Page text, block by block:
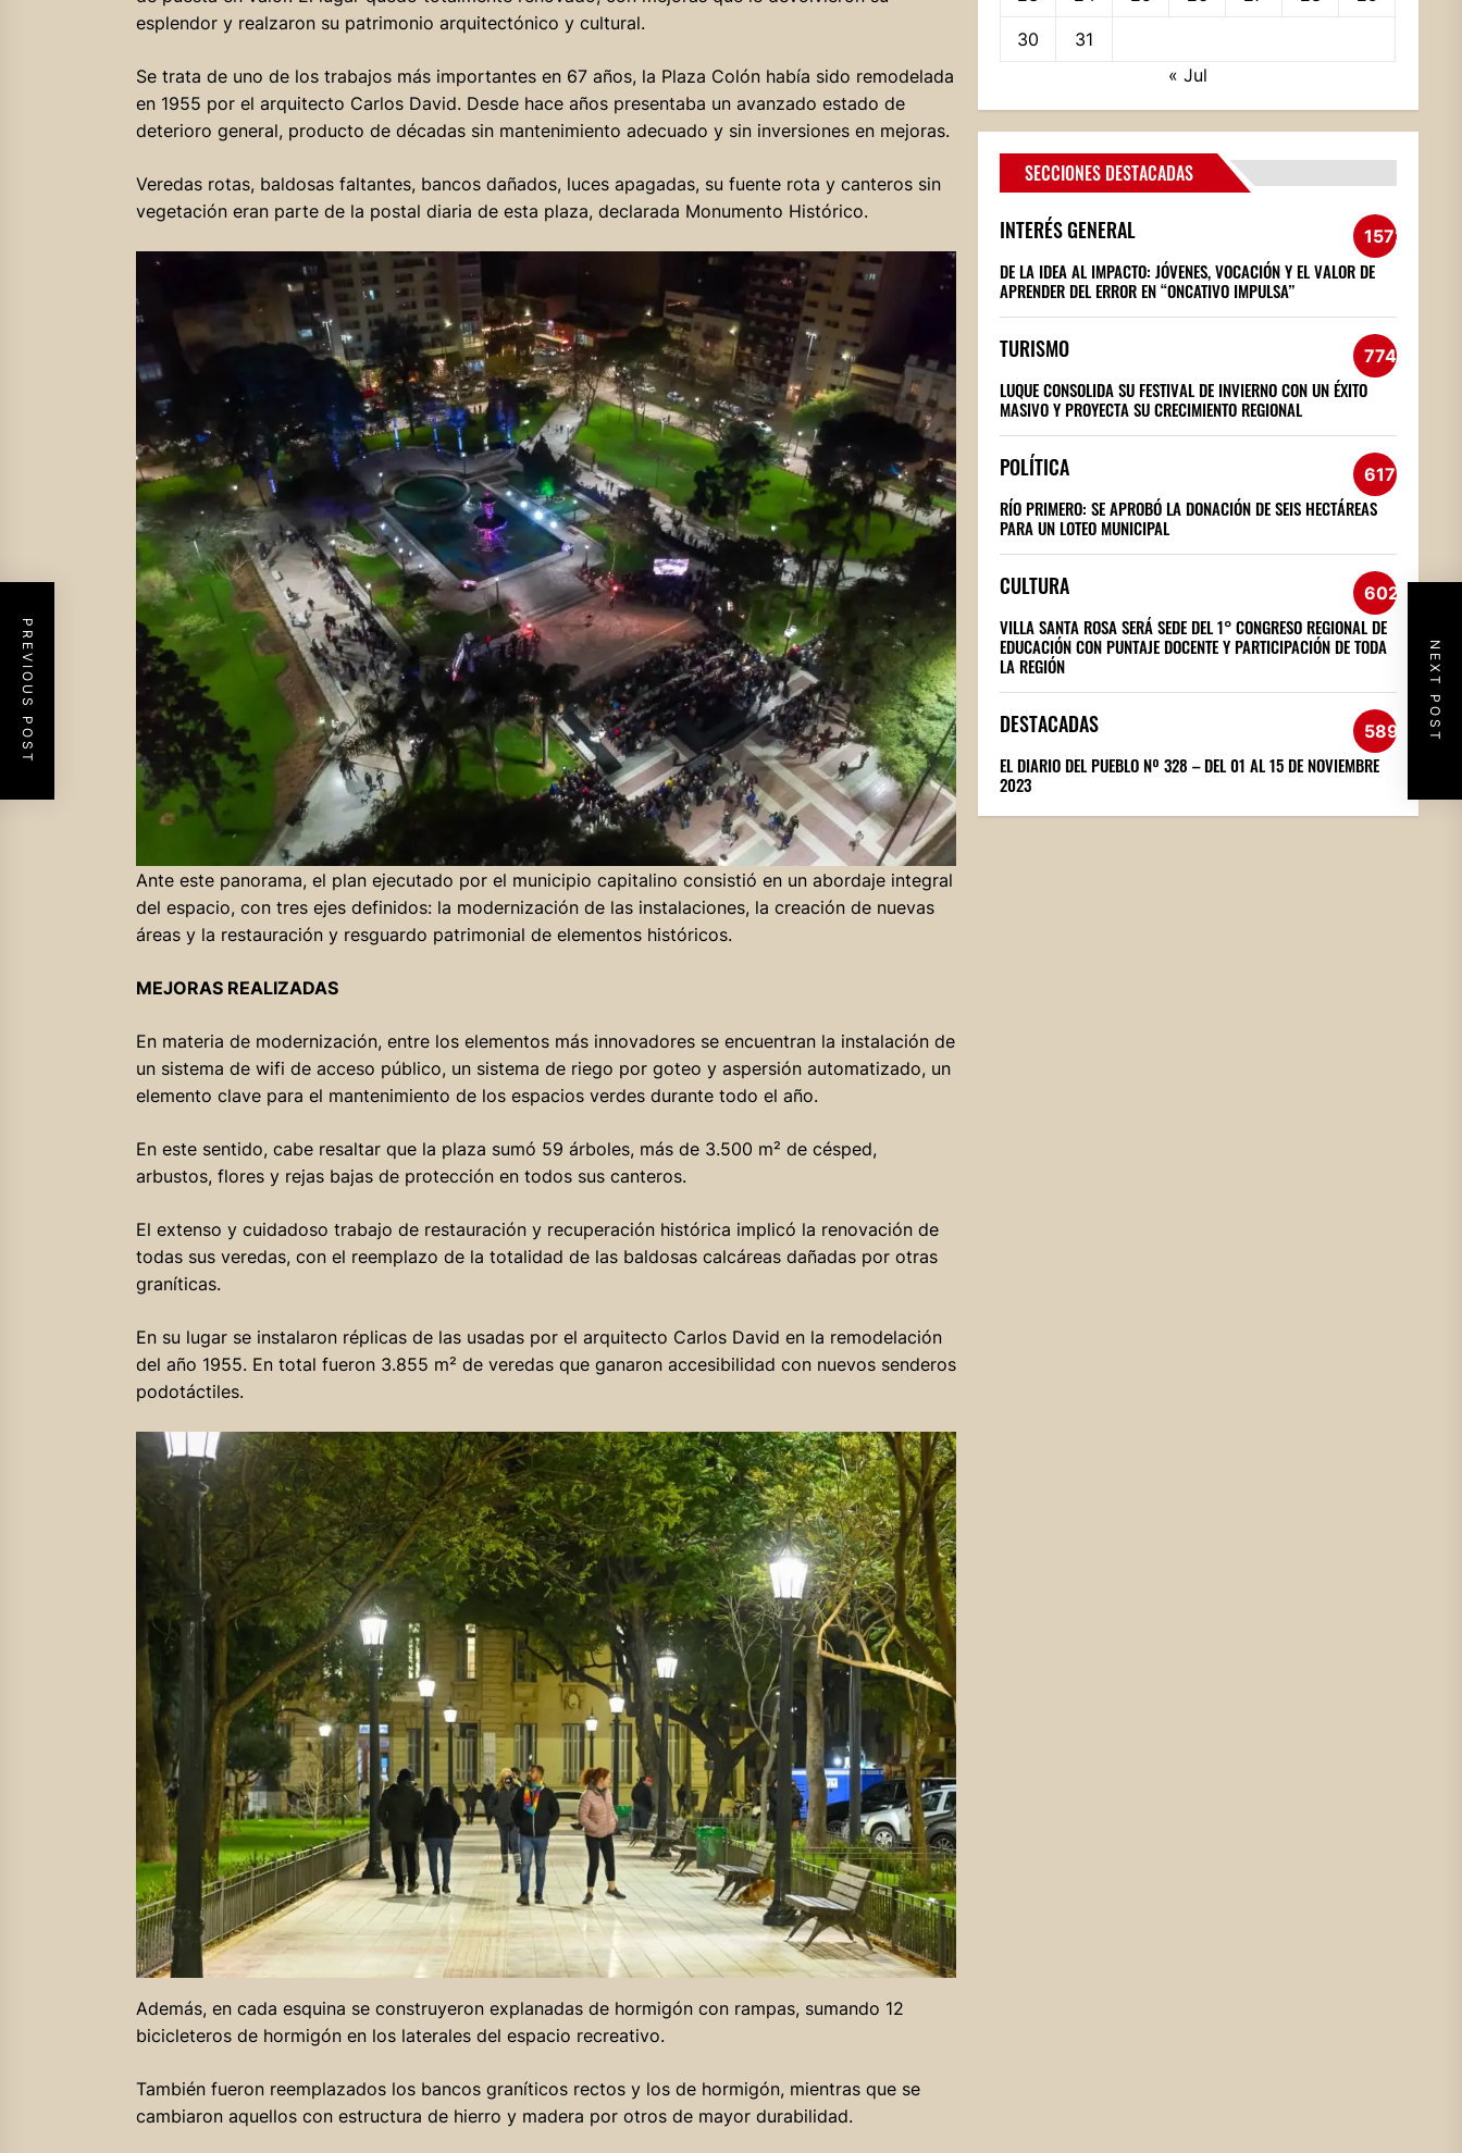
esplendor y realzaron su patrimonio arquitectónico y cultural.
Se trata de uno de los trabajos más importantes en 67 años, la Plaza Colón había sido remodelada
en 1955 por el arquitecto Carlos David. Desde hace años presentaba un avanzado estado de
deterioro general, producto de décadas sin mantenimiento adecuado y sin inversiones en mejoras.
Veredas rotas, baldosas faltantes, bancos dañados, luces apagadas, su fuente rota y canteros sin
vegetación eran parte de la postal diaria de esta plaza, declarada Monumento Histórico.
Ante este panorama, el plan ejecutado por el municipio capitalino consistió en un abordaje integral
del espacio, con tres ejes definidos: la modernización de las instalaciones, la creación de nuevas
áreas y la restauración y resguardo patrimonial de elementos históricos.
MEJORAS REALIZADAS
En materia de modernización, entre los elementos más innovadores se encuentran la instalación de
un sistema de wifi de acceso público, un sistema de riego por goteo y aspersión automatizado, un
elemento clave para el mantenimiento de los espacios verdes durante todo el año.
En este sentido, cabe resaltar que la plaza sumó 59 árboles, más de 3.500 m² de césped,
arbustos, flores y rejas bajas de protección en todos sus canteros.
El extenso y cuidadoso trabajo de restauración y recuperación histórica implicó la renovación de
todas sus veredas, con el reemplazo de la totalidad de las baldosas calcáreas dañadas por otras
graníticas.
En su lugar se instalaron réplicas de las usadas por el arquitecto Carlos David en la remodelación
del año 1955. En total fueron 3.855 m² de veredas que ganaron accesibilidad con nuevos senderos
podotáctiles.
Además, en cada esquina se construyeron explanadas de hormigón con rampas, sumando 12
bicicleteros de hormigón en los laterales del espacio recreativo.
También fueron reemplazados los bancos graníticos rectos y los de hormigón, mientras que se
cambiaron aquellos con estructura de hierro y madera por otros de mayor durabilidad.
PREVIOUS POST NEXT POST
30
31
« Jul
SECCIONES DESTACADAS
INTERÉS GENERAL 1572
DE LA IDEA AL IMPACTO: JÓVENES, VOCACIÓN Y EL VALOR DE
APRENDER DEL ERROR EN “ONCATIVO IMPULSA”
TURISMO 774
LUQUE CONSOLIDA SU FESTIVAL DE INVIERNO CON UN ÉXITO
MASIVO Y PROYECTA SU CRECIMIENTO REGIONAL
POLÍTICA 617
RÍO PRIMERO: SE APROBÓ LA DONACIÓN DE SEIS HECTÁREAS
PARA UN LOTEO MUNICIPAL
CULTURA 602
VILLA SANTA ROSA SERÁ SEDE DEL 1° CONGRESO REGIONAL DE
EDUCACIÓN CON PUNTAJE DOCENTE Y PARTICIPACIÓN DE TODA
LA REGIÓN
DESTACADAS 589
EL DIARIO DEL PUEBLO Nº 328 – DEL 01 AL 15 DE NOVIEMBRE
2023